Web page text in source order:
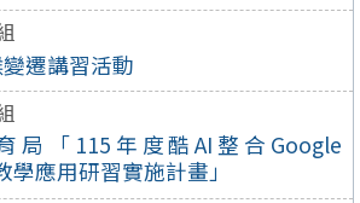
遷講習活動
局「115年度酷AI整合Google
應用研習實施計畫」